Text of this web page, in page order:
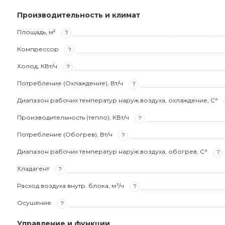
Производительность и климат
Площадь, м² ?
Компрессор ?
Холод, КВт/ч ?
Потребление (Охлаждение), Вт/ч ?
Диапазон рабочих температур наруж.воздуха, охлаждение, С°
Производительность (тепло), КВт/ч ?
Потребление (Обогрев), Вт/ч ?
Диапазон рабочих температур наруж.воздуха, обогрев, С° ?
Хладагент ?
Расход воздуха внутр. блока, м³/ч ?
Осушение ?